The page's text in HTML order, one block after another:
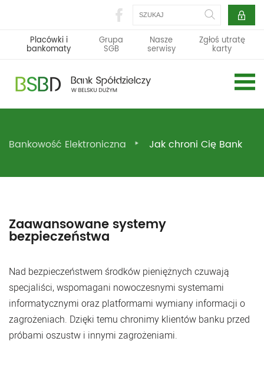
Szukaj
Placówki i
bankomaty
Grupa
SGB
Nasze
serwisy
Zgłoś utratę
karty
Bankowość Elektroniczna Jak chroni Cię Bank
Zaawansowane systemy
bezpieczeństwa
Nad bezpieczeństwem środków pieniężnych czuwają
specjaliści, wspomagani nowoczesnymi systemami
informatycznymi oraz platformami wymiany informacji o
zagrożeniach. Dzięki temu chronimy klientów banku przed
próbami oszustw i innymi zagrożeniami.